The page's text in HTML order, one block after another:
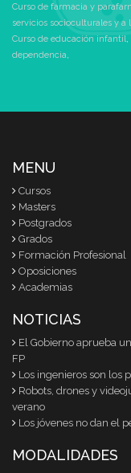
Curso de farmacia y
servicios socioculturales y a
Curso de educación infantil,
dependencia,
MENU
Cursos
Masters
Postgrados
Grados
Formación Profesional
Oposiciones
Academias
NOTICIAS
El Gobierno aprueba
FP
Los ingenieros son los
Robots, drones y
verano
Los jóvenes no dan el
MODALIDADES